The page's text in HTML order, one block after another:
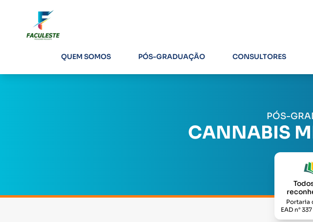
QUEM SOMOS PÓS-GRADUAÇÃO CONSULTORES
PÓS-
CANNABIS
Portaria
EAD n°